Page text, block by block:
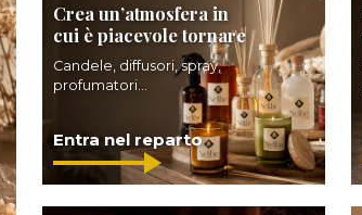
Crea un’atmosfera in
cui è piacevole tornare
Candele, diffusori, spray,
profumatori...
Entra nel reparto